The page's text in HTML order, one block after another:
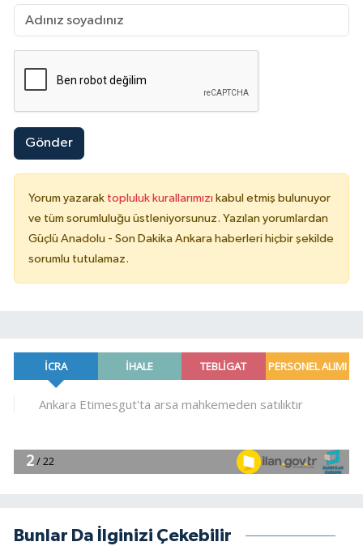
Gönder
Yorum yazarak topluluk kurallarımızı kabul etmiş bulunuyor
ve tüm sorumluluğu üstleniyorsunuz. Yazılan yorumlardan
Güçlü Anadolu - Son Dakika Ankara haberleri hiçbir şekilde
sorumlu tutulamaz.
Bunlar Da İlginizi Çekebilir